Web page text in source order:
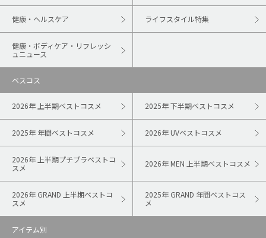
健康・ヘルスケア ライフスタイル特集
健康・ボディケア・リフレッシ
ュニュース
ベスコス
2026年 上半期ベストコスメ 2025年 下半期ベストコスメ
2025年 年間ベストコスメ 2026年 UVベストコスメ
2026年 上半期プチプラベストコ
スメ
2026年 MEN 上半期ベストコスメ
2026年 GRAND 上半期ベストコ
スメ
2025年 GRAND 年間ベストコス
メ
アイテム別